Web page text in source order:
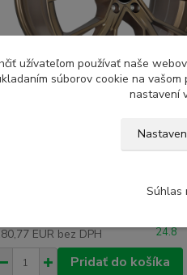
AVUS AF18 hliníkové disky 8,5x20
EUR bez DPH
24.8
Pridať do košíka
užívateľom používať naše
súborov cookie na
nastavení
Súhlas